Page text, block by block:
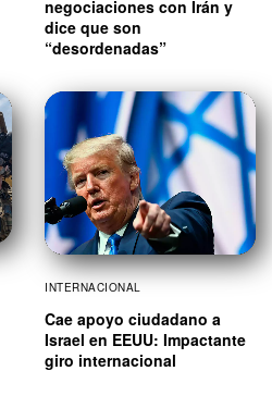
negociaciones con Irán y
dice que son
“desordenadas”
INTERNACIONAL
Cae apoyo ciudadano a
Israel en EEUU: Impactante
giro internacional